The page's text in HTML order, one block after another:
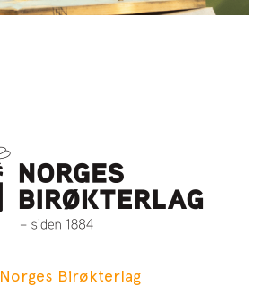
Norges Birøkterlag